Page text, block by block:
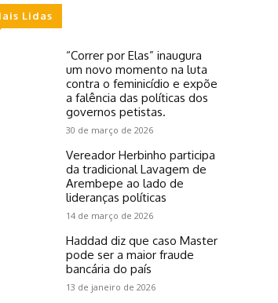
Lidas
“Correr por Elas” inaugura
um novo momento na luta
contra o feminicídio e expõe
a falência das políticas dos
governos petistas.
30 de março de 2026
Vereador Herbinho participa
da tradicional Lavagem de
Arembepe ao lado de
lideranças políticas
14 de março de 2026
Haddad diz que caso Master
pode ser a maior fraude
bancária do país
13 de janeiro de 2026